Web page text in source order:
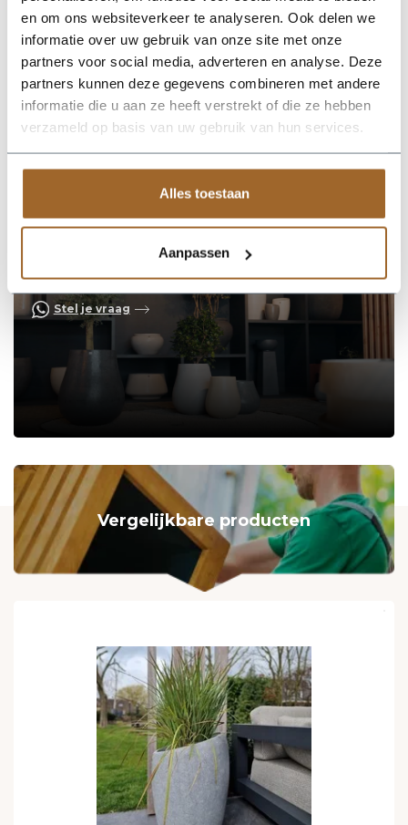
en om ons websiteverkeer te analyseren. Ook delen we
informatie over uw gebruik van onze site met onze
partners voor social media, adverteren en analyse. Deze
partners kunnen deze gegevens combineren met andere
informatie die u aan ze heeft verstrekt of die ze hebben
verzameld op basis van uw gebruik van hun services.
Alles toestaan
Aanpassen
kenmerkend voor het materiaal en de productiemethode van
Kalif Design Plantenbakken. Wanneer de plantenbakken in
contact komen met de buitenlucht zullen ze in de eerste
weken wat veranderen van kleur. Het kalk in de
plantenbakken en het vocht in het beton moeten een nieuw
evenwicht vinden. Na een tijdje ontstaat er een prachtige
gemêleerde kleur! Let op; door het afgeven van kalk kunnen er
wat kalkvlekken ontstaan onder je plantenbak.
Op zoek naar een vakkundige
Neem contact op of bezoek de showroom!
Stel je vraag
Vergelijkbare producten